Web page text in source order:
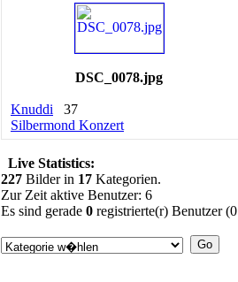
DSC_0078.jpg
Knuddi
37
Silbermond Konzert
Live Statistics:
227 Bilder in 17 Kategorien.
Zur Zeit aktive Benutzer: 6
Es sind gerade 0 registrierte(r) Benutzer